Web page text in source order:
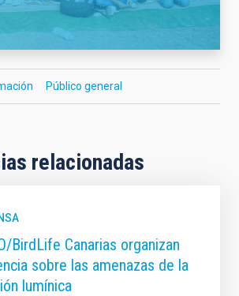
Público general
relacionadas
BirdLife Canarias organizan
sobre las amenazas de la
lumínica